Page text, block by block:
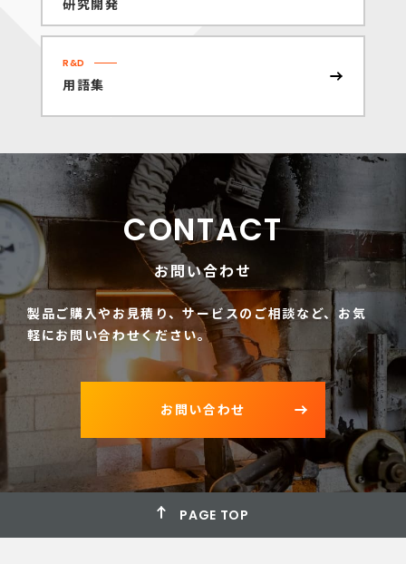
R&D
用語集
CONTACT
お問い合わせ
製品ご購入やお見積り、サービスのご相談など、 お気
軽にお問い合わせください。
お問い合わせ
PAGE TOP